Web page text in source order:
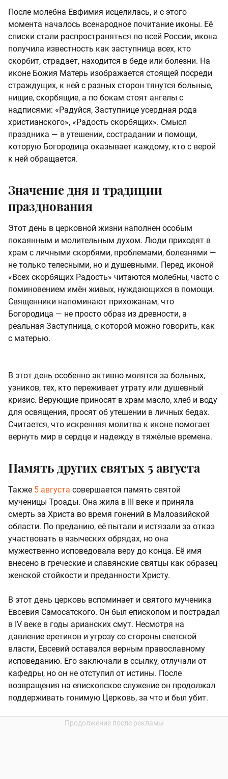
После молебна Евфимия исцелилась, и с этого
момента началось всенародное почитание иконы. Её
списки стали распространяться по всей России, икона
получила известность как заступница всех, кто
скорбит, страдает, находится в беде или болезни. На
иконе Божия Матерь изображается стоящей посреди
страждущих, к ней с разных сторон тянутся больные,
нищие, скорбящие, а по бокам стоят ангелы с
надписями: «Радуйся, Заступнице усердная рода
христианского», «Радость скорбящих». Смысл
праздника — в утешении, сострадании и помощи,
которую Богородица оказывает каждому, кто с верой
к ней обращается.
Значение дня и традиции
празднования
Этот день в церковной жизни наполнен особым
покаянным и молительным духом. Люди приходят в
храм с личными скорбями, проблемами, болезнями —
не только телесными, но и душевными. Перед иконой
«Всех скорбящих Радость» читаются молебны, часто с
поминовением имён живых, нуждающихся в помощи.
Священники напоминают прихожанам, что
Богородица — не просто образ из древности, а
реальная Заступница, с которой можно говорить, как
с матерью.
В этот день особенно активно молятся за больных,
узников, тех, кто переживает утрату или душевный
кризис. Верующие приносят в храм масло, хлеб и воду
для освящения, просят об утешении в личных бедах.
Считается, что искренняя молитва к иконе помогает
вернуть мир в сердце и надежду в тяжёлые времена.
Память других святых 5 августа
Также 5 августа совершается память святой
мученицы Троады. Она жила в III веке и приняла
смерть за Христа во время гонений в Малоазийской
области. По преданию, её пытали и истязали за отказ
участвовать в языческих обрядах, но она
мужественно исповедовала веру до конца. Её имя
внесено в греческие и славянские святцы как образец
женской стойкости и преданности Христу.
В этот день церковь вспоминает и святого мученика
Евсевия Самосатского. Он был епископом и пострадал
в IV веке в годы арианских смут. Несмотря на
давление еретиков и угрозу со стороны светской
власти, Евсевий оставался верным православному
исповеданию. Его заключали в ссылку, отлучали от
кафедры, но он не отступил от истины. После
возвращения на епископское служение он продолжал
поддерживать гонимую Церковь, за что и был убит.